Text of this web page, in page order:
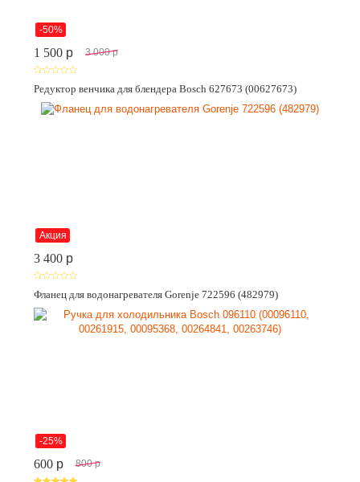
-50%
1 500 p 3 000 p
Редуктор венчика для блендера Bosch 627673 (00627673)
Акция
3 400 p
Фланец для водонагревателя Gorenje 722596 (482979)
-25%
600 p 800 p